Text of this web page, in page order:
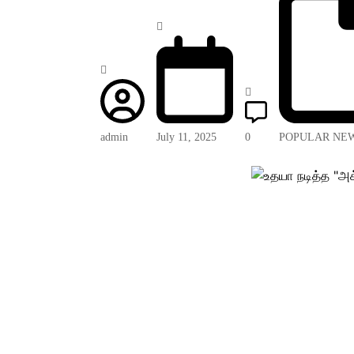
admin July 11, 2025 0 POPULAR